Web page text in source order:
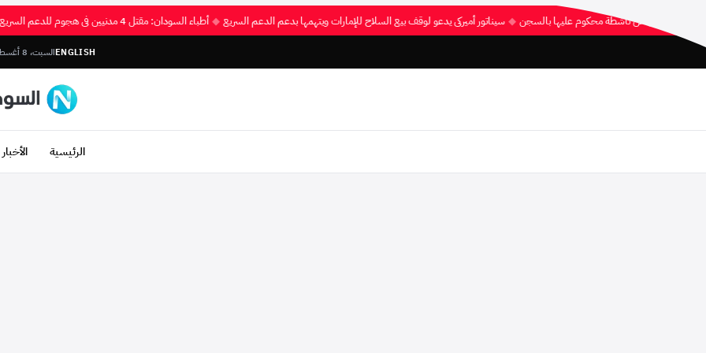
الشعبية بالإفراج عن ناشطة محكوم عليها بالسجن ◆ سيناتور أميركي يدعو لوقف بيع السلاح للإمارات ويتهمها بدعم الدعم السريع ◆ أطباء السودان: مقتل 4 مدنيين في هجوم للدعم السريع بشمال كردفان
ENGLISHالسبت، 8 أغسطس 2026
الرئيسية الأخبار